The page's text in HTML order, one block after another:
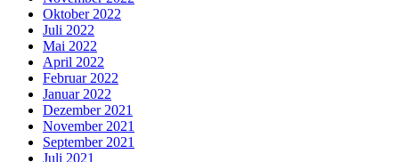
Oktober 2022
Juli 2022
Mai 2022
April 2022
Februar 2022
Januar 2022
Dezember 2021
November 2021
September 2021
Juli 2021